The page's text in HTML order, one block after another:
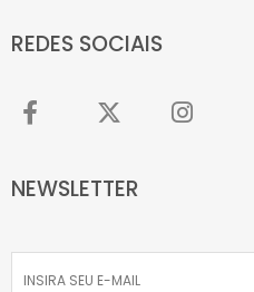
REDES SOCIAIS
NEWSLETTER